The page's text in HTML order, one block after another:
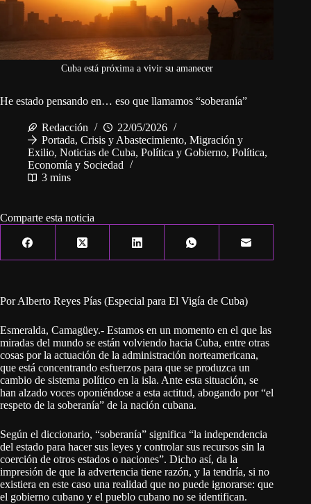
Cuba está próxima a vivir su amanecer
He estado pensando en… eso que llamamos “soberanía”
Redacción
22/05/2026
Portada, Crisis y Abastecimiento, Migración y
Exilio, Noticias de Cuba, Política y Gobierno, Política,
Economía y Sociedad
3 mins
Comparte esta noticia
Por Alberto Reyes Pías (Especial para El Vigía de Cuba)
Esmeralda, Camagüey.- Estamos en un momento en el que las
miradas del mundo se están volviendo hacia Cuba, entre otras
cosas por la actuación de la administración norteamericana,
que está concentrando esfuerzos para que se produzca un
cambio de sistema político en la isla. Ante esta situación, se
han alzado voces oponiéndose a esta actitud, abogando por “el
respeto de la soberanía” de la nación cubana.
Según el diccionario, “soberanía” significa “la independencia
del estado para hacer sus leyes y controlar sus recursos sin la
coerción de otros estados o naciones”. Dicho así, da la
impresión de que la advertencia tiene razón, y la tendría, si no
existiera en este caso una realidad que no puede ignorarse: que
el gobierno cubano y el pueblo cubano no se identifican.